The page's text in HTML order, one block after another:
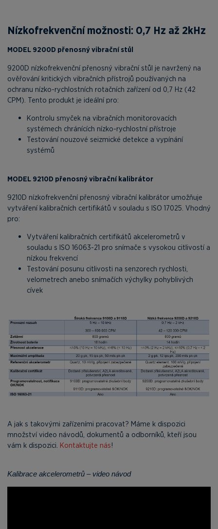
Nízkofrekvenční možnosti: 0,7 Hz až 2kHz
MODEL 9200D přenosný vibrační stůl
9200D nízkofrekvenční přenosný vibrační stůl je navržený na
ověřování kritických vibračních přístrojů používaných na
ochranu nízko-rychlostních rotačních zařízení od 0,7 Hz (42
CPM). Tento produkt je ideální pro:
Kontrolu smyček na vibračních monitorovacích
systémech chránících nízko-rychlostní přístroje
Testování nouzové seizmické detekce a vypínání
systémů
MODEL 9210D přenosný vibrační kalibrátor
9210D nízkofrekvenční přenosný vibrační kalibrátor umožňuje
vytváření kalibračních certifikátů v souladu s ISO 17025. Vhodný
pro:
Vytváření kalibračních certifikátů akcelerometrů v
souladu s ISO 16063-21 pro snímače s vysokou citlivostí a
nízkou frekvencí
Testování posunu citlivosti na senzorech rychlosti,
velometrech anebo snímačích výchylky pohyblivých
cívek
A jak s takovými zařízeními pracovat? Máme k dispozici
množství video návodů, dokumentů a odborníků, kteří jsou
vám k dispozici. Kontaktujte nás!
Kalibrace akcelerometrů – video návod